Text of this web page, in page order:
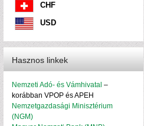
CHF
USD
Hasznos linkek
Nemzeti Adó- és Vámhivatal –
korábban VPOP és APEH
Nemzetgazdasági Minisztérium
(NGM)